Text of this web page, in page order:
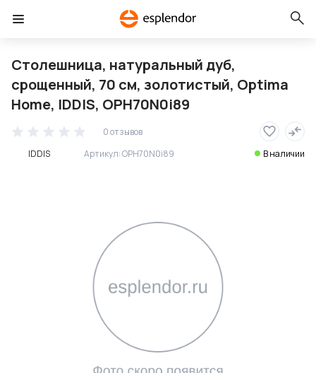
Столешница, натуральный дуб,
срощенный, 70 см, золотистый, Optima
Home, IDDIS, OPH70N0i89
0 отзывов
IDDIS
Артикул:OPH70N0i89 В наличии